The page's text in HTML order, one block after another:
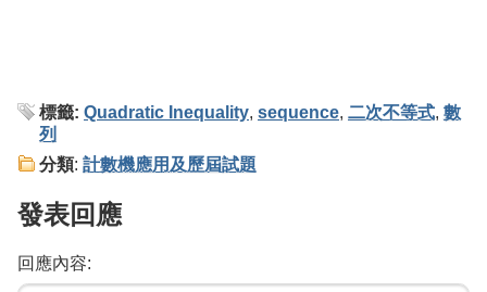
標籤: Quadratic Inequality, sequence, 二次不等式, 數
列
分類: 計數機應用及歷屆試題
發表回應
回應內容: